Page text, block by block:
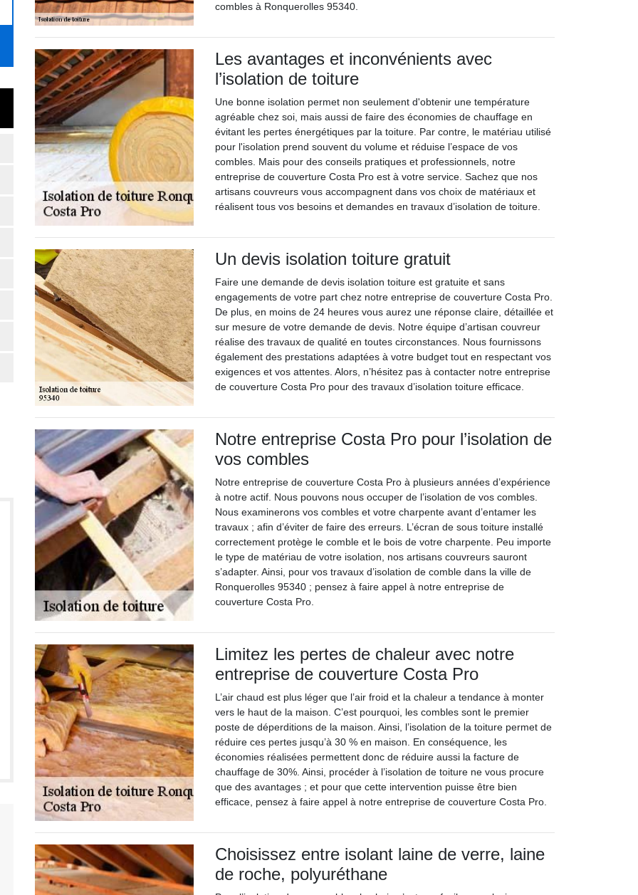
combles à Ronquerolles 95340.
Les avantages et inconvénients avec
l’isolation de toiture
Une bonne isolation permet non seulement d'obtenir une température
agréable chez soi, mais aussi de faire des économies de chauffage en
évitant les pertes énergétiques par la toiture. Par contre, le matériau utilisé
pour l'isolation prend souvent du volume et réduise l’espace de vos
combles. Mais pour des conseils pratiques et professionnels, notre
entreprise de couverture Costa Pro est à votre service. Sachez que nos
artisans couvreurs vous accompagnent dans vos choix de matériaux et
réalisent tous vos besoins et demandes en travaux d’isolation de toiture.
Un devis isolation toiture gratuit
Faire une demande de devis isolation toiture est gratuite et sans
engagements de votre part chez notre entreprise de couverture Costa Pro.
De plus, en moins de 24 heures vous aurez une réponse claire, détaillée et
sur mesure de votre demande de devis. Notre équipe d’artisan couvreur
réalise des travaux de qualité en toutes circonstances. Nous fournissons
également des prestations adaptées à votre budget tout en respectant vos
exigences et vos attentes. Alors, n’hésitez pas à contacter notre entreprise
de couverture Costa Pro pour des travaux d’isolation toiture efficace.
Notre entreprise Costa Pro pour l’isolation de
vos combles
Notre entreprise de couverture Costa Pro à plusieurs années d’expérience
à notre actif. Nous pouvons nous occuper de l’isolation de vos combles.
Nous examinerons vos combles et votre charpente avant d’entamer les
travaux ; afin d’éviter de faire des erreurs. L’écran de sous toiture installé
correctement protège le comble et le bois de votre charpente. Peu importe
le type de matériau de votre isolation, nos artisans couvreurs sauront
s’adapter. Ainsi, pour vos travaux d’isolation de comble dans la ville de
Ronquerolles 95340 ; pensez à faire appel à notre entreprise de
couverture Costa Pro.
Limitez les pertes de chaleur avec notre
entreprise de couverture Costa Pro
L’air chaud est plus léger que l’air froid et la chaleur a tendance à monter
vers le haut de la maison. C’est pourquoi, les combles sont le premier
poste de déperditions de la maison. Ainsi, l’isolation de la toiture permet de
réduire ces pertes jusqu’à 30 % en maison. En conséquence, les
économies réalisées permettent donc de réduire aussi la facture de
chauffage de 30%. Ainsi, procéder à l’isolation de toiture ne vous procure
que des avantages ; et pour que cette intervention puisse être bien
efficace, pensez à faire appel à notre entreprise de couverture Costa Pro.
Choisissez entre isolant laine de verre, laine
de roche, polyuréthane